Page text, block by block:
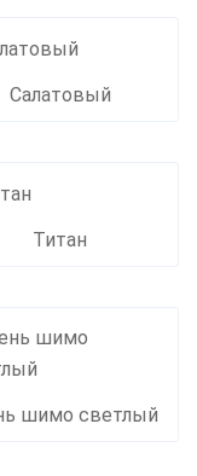
Салатовый
Титан
шимо светлый